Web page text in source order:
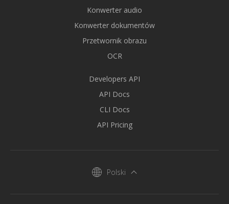
Konwerter audio
Konwerter dokumentów
Przetwornik obrazu
OCR
Developers API
API Docs
CLI Docs
API Pricing
Polski